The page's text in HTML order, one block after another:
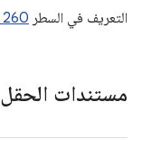
التعريف في السطر 260
مستندات الحقل